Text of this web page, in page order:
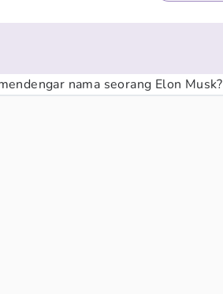
nama seorang Elon Musk?